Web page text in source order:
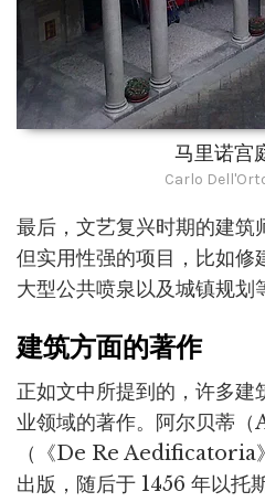
马里诺宫
Carlo
最后，文艺复兴时期的建筑
但实用性强的项目，比如修
大型公共喷泉以及城镇规划
建筑方面的著作
正如文中所提到的，许多建
业领域的著作。阿尔贝蒂
（《De Re Aedificatoria
出版，随后于 1456 年以托